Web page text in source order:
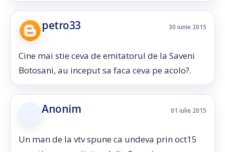
petro33 30 iunie 2015
Cine mai stie ceva de emitatorul de la Saveni
Botosani, au inceput sa faca ceva pe acolo?.
Anonim 01 iulie 2015
Un man de la vtv spune ca undeva prin oct15